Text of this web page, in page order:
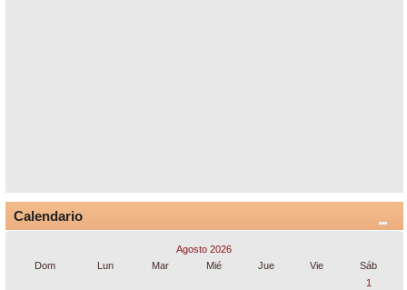
Calendario
Agosto 2026
Dom
Lun Mar Mié Jue Vie
Sáb
1